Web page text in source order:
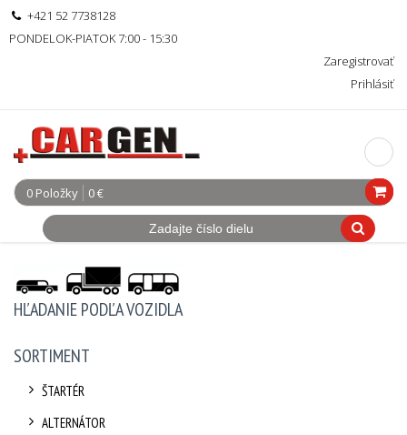
+421 52 7738128
PONDELOK-PIATOK 7:00 - 15:30
Zaregistrovať
Prihlásiť
0 Položky 0 €
HĽADANIE PODĽA VOZIDLA
SORTIMENT
ŠTARTÉR
ALTERNÁTOR